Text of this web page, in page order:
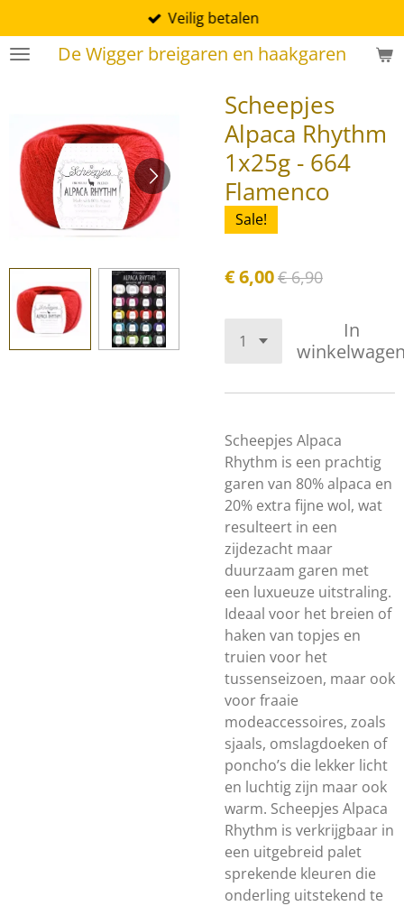
direct
naar
De Wigger breigaren en haakgaren
Veilig betalen
Scheepjes
Alpaca Rhythm
1x25g - 664
Flamenco
Sale!
€ 6,00€ 6,90
In
Scheepjes Alpaca
Rhythm is een prachtig
garen van 80% alpaca en
20% extra fijne wol, wat
resulteert in een
zijdezacht maar
duurzaam garen met
een luxueuze uitstraling.
Ideaal voor het breien of
haken van topjes en
truien voor het
tussenseizoen, maar ook
voor fraaie
modeaccessoires, zoals
sjaals, omslagdoeken of
poncho’s die lekker licht
en luchtig zijn maar ook
warm. Scheepjes Alpaca
Rhythm is verkrijgbaar in
een uitgebreid palet
sprekende kleuren die
onderling uitstekend te